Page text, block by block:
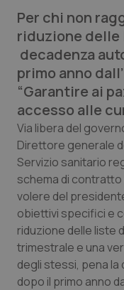
Lettere al
Edizioni
QS Pro
Professionisti
Abruzzo
Basilicata
Calabria
Campania
QS Pro Gold
Artrite &
Asma & BPCO
Car-T
QS Club
Per chi non
riduzione delle
decadenza
primo anno
“Garantire ai
accesso alle
Via libera del
Direttore generale
Servizio sanitario
schema di
volere del
obiettivi specifici e
riduzione delle liste
trimestrale e una
degli stessi, pena
dopo il primo anno